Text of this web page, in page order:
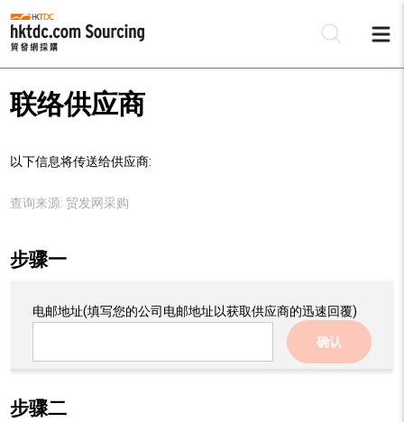
联络供应商
以下信息将传送给供应商:
查询来源: 贸发网采购
步骤一
电邮地址(填写您的公司电邮地址以获取供应商的迅速回覆)
确认
步骤二